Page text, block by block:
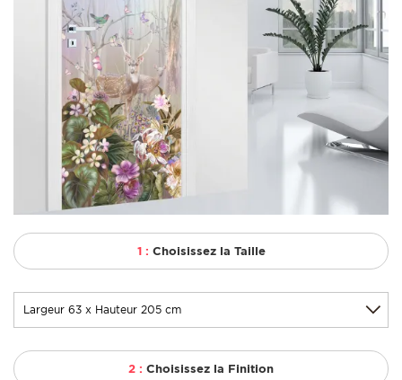
1 : Choisissez la Taille
2 : Choisissez la Finition